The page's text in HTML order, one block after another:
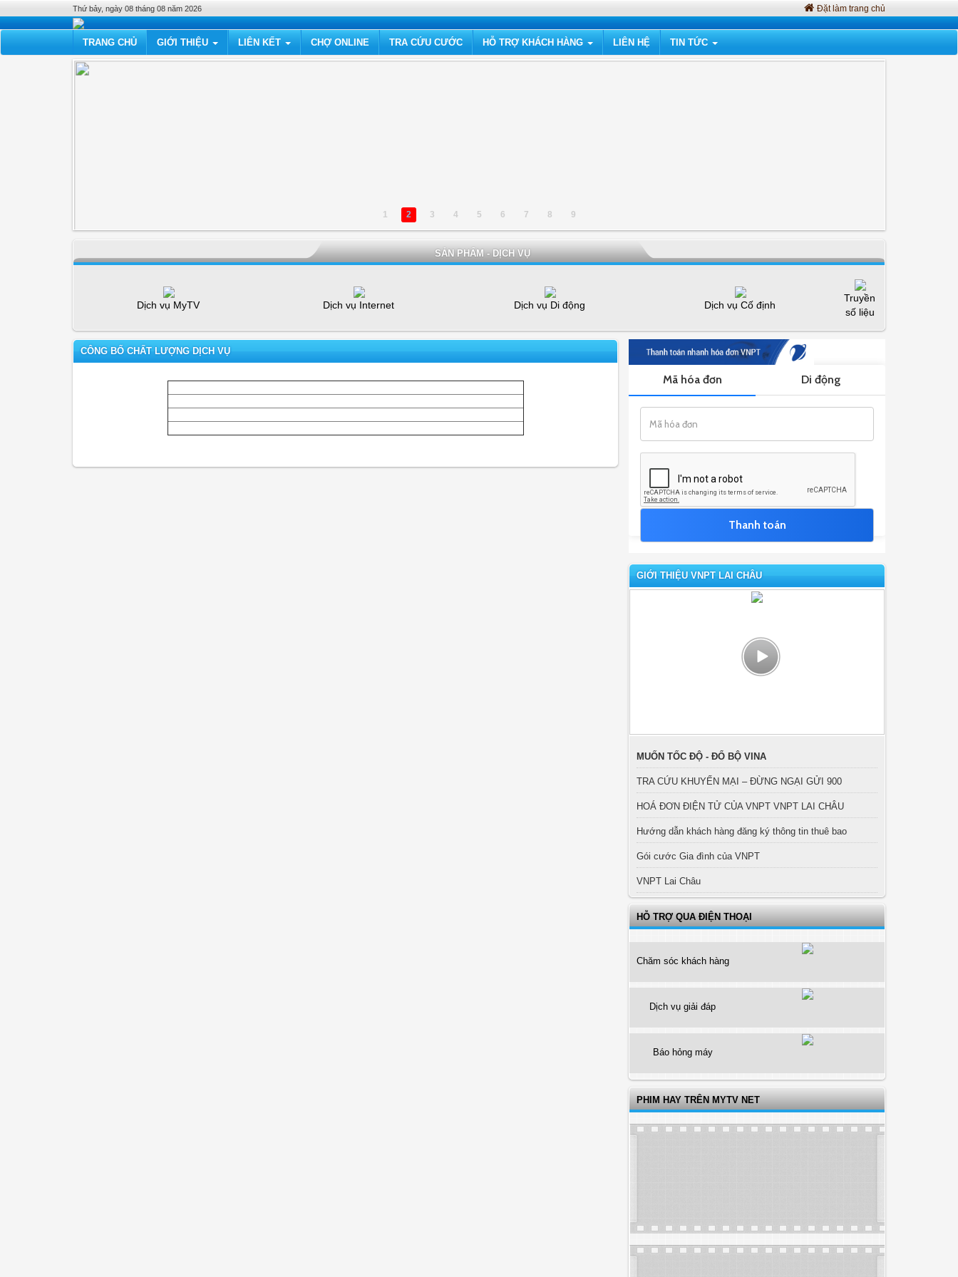
Thứ bảy, ngày 08 tháng 08 năm 2026 Đặt làm trang chủ
TRANG CHỦ GIỚI THIỆU LIÊN KẾT CHỢ ONLINE TRA CỨU CƯỚC HỖ TRỢ KHÁCH HÀNG LIÊN HỆ TIN TỨC
1 2 3 4 5 6 7 8 9
SẢN PHẨM - DỊCH VỤ
Dịch vụ MyTV Dịch vụ Internet Dịch vụ Di động Dịch vụ Cố định
Truyền
số liệu
CÔNG BỐ CHẤT LƯỢNG DỊCH VỤ
GIỚI THIỆU VNPT LAI CHÂU
MUỐN TỐC ĐỘ - ĐỔ BỘ VINA
TRA CỨU KHUYẾN MẠI – ĐỪNG NGẠI GỬI 900
HOÁ ĐƠN ĐIỆN TỬ CỦA VNPT VNPT LAI CHÂU
Hướng dẫn khách hàng đăng ký thông tin thuê bao
Gói cước Gia đình của VNPT
VNPT Lai Châu
HỖ TRỢ QUA ĐIỆN THOẠI
Chăm sóc khách hàng
Dịch vụ giải đáp
Báo hỏng máy
PHIM HAY TRÊN MYTV NET